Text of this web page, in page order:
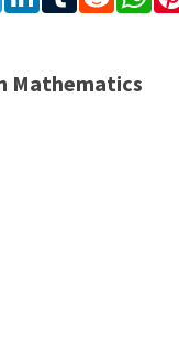
Mathematics